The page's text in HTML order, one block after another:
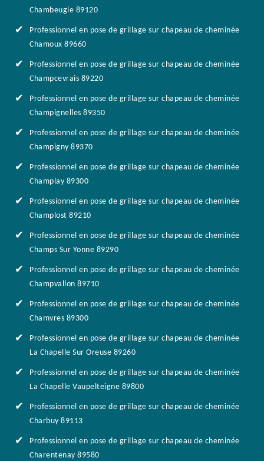
Chambeugle 89120
Professionnel en pose de grillage sur chapeau de cheminée
Chamoux 89660
Professionnel en pose de grillage sur chapeau de cheminée
Champcevrais 89220
Professionnel en pose de grillage sur chapeau de cheminée
Champignelles 89350
Professionnel en pose de grillage sur chapeau de cheminée
Champigny 89370
Professionnel en pose de grillage sur chapeau de cheminée
Champlay 89300
Professionnel en pose de grillage sur chapeau de cheminée
Champlost 89210
Professionnel en pose de grillage sur chapeau de cheminée
Champs Sur Yonne 89290
Professionnel en pose de grillage sur chapeau de cheminée
Champvallon 89710
Professionnel en pose de grillage sur chapeau de cheminée
Chamvres 89300
Professionnel en pose de grillage sur chapeau de cheminée
La Chapelle Sur Oreuse 89260
Professionnel en pose de grillage sur chapeau de cheminée
La Chapelle Vaupelteigne 89800
Professionnel en pose de grillage sur chapeau de cheminée
Charbuy 89113
Professionnel en pose de grillage sur chapeau de cheminée
Charentenay 89580